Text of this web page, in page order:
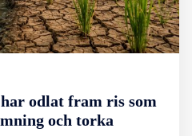
odlat fram ris som
och torka